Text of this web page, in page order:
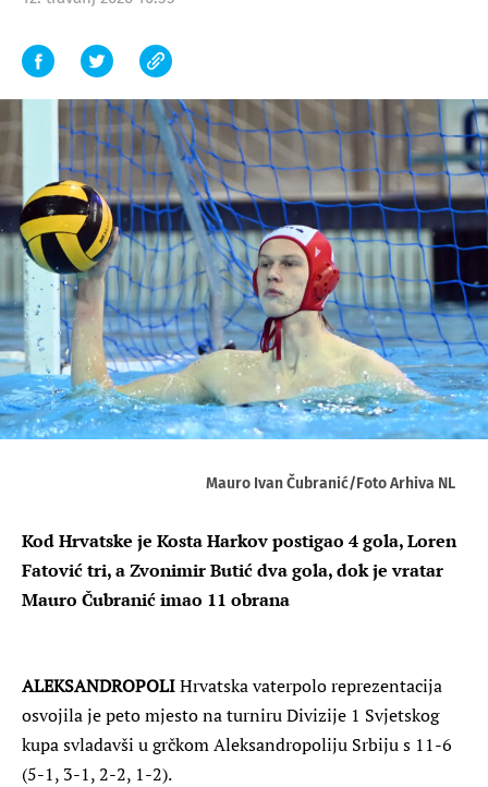
Mauro Ivan Čubranić/Foto Arhiva NL
Kod Hrvatske je Kosta Harkov postigao 4 gola, Loren
Fatović tri, a Zvonimir Butić dva gola, dok je vratar
Mauro Čubranić imao 11 obrana
ALEKSANDROPOLIHrvatska vaterpolo reprezentacija
osvojila je peto mjesto na turniru Divizije 1 Svjetskog
kupa svladavši u grčkom Aleksandropoliju Srbiju s 11-6
(5-1, 3-1, 2-2, 1-2).